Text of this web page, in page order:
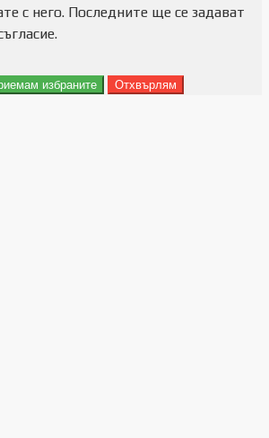
с него. Последните ще се задават
избраните Отхвърлям